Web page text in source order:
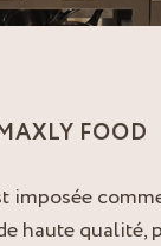
FOOD
imposée
haute qualité,